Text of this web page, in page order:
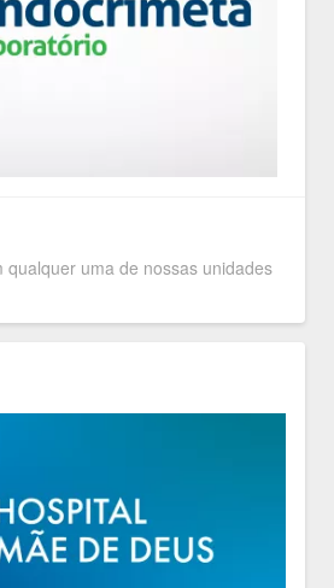
qualquer uma de nossas unidades